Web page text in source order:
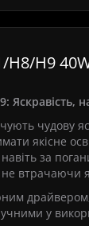
H9
Яскравість,
чудову
якісне
за
втрачаючи
у